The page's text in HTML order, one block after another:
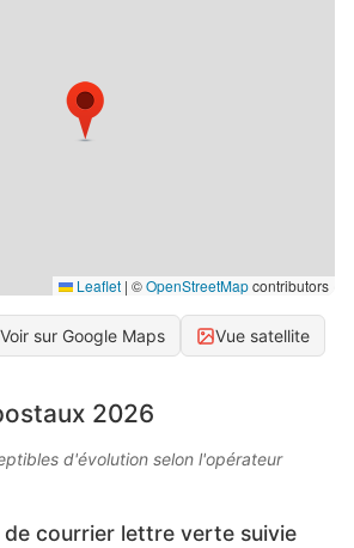
Leaflet | ©OpenStreetMapcontributors
Voir sur Google Maps Vue satellite
2026
d'évolution selon l'opérateur
courrier lettre verte suivie